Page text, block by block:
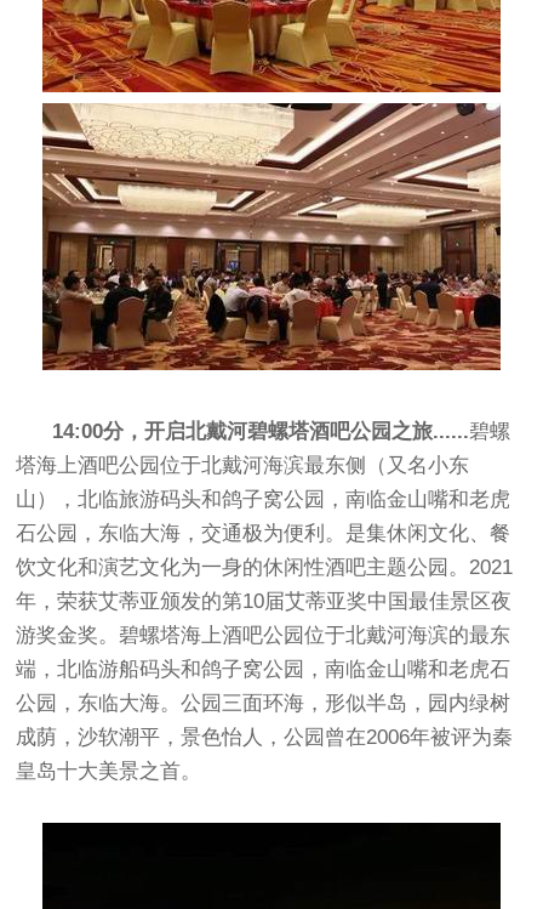
14:00分，开启北戴河碧螺塔酒吧公园之旅......碧螺
塔海上酒吧公园位于北戴河海滨最东侧（又名小东
山），北临旅游码头和鸽子窝公园，南临金山嘴和老虎
石公园，东临大海，交通极为便利。是集休闲文化、餐
饮文化和演艺文化为一身的休闲性酒吧主题公园。2021
年，荣获艾蒂亚颁发的第10届艾蒂亚奖中国最佳景区夜
游奖金奖。碧螺塔海上酒吧公园位于北戴河海滨的最东
端，北临游船码头和鸽子窝公园，南临金山嘴和老虎石
公园，东临大海。公园三面环海，形似半岛，园内绿树
成荫，沙软潮平，景色怡人，公园曾在2006年被评为秦
皇岛十大美景之首。